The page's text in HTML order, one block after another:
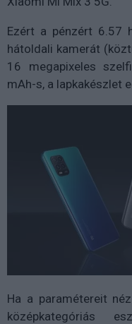
Ezért a pénzért 6.57
hátoldali kamerát
16 megapixeles
mAh-s, a lapkakészlet
Ha a paramétereit
középkategóriás